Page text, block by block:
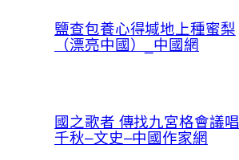
鹽查包養心得堿地上種蜜梨
（漂亮中國）_中國網
國之歌者 傳找九宮格會議唱
千秋–文史–中國作家網